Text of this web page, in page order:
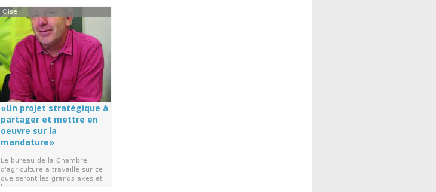
Oise
«Un projet stratégique à
partager et mettre en
oeuvre sur la
mandature»
Le bureau de la Chambre
d'agriculture a travaillé sur ce
que seront les grands axes et
les ...